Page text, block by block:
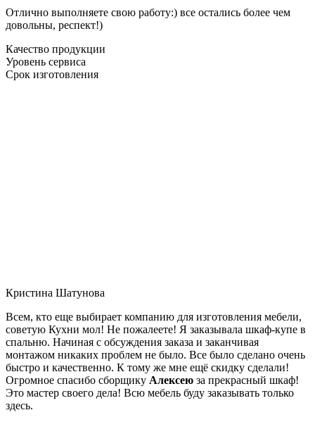
Отлично выполняете свою работу:) все остались более чем
довольны, респект!)
Качество продукции
Уровень сервиса
Срок изготовления
Кристина Шатунова
Всем, кто еще выбирает компанию для изготовления мебели,
советую Кухни мол! Не пожалеете! Я заказывала шкаф-купе в
спальню. Начиная с обсуждения заказа и заканчивая
монтажом никаких проблем не было. Все было сделано очень
быстро и качественно. К тому же мне ещё скидку сделали!
Огромное спасибо сборщику Алексею за прекрасный шкаф!
Это мастер своего дела! Всю мебель буду заказывать только
здесь.